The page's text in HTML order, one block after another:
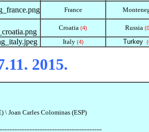
France
Croatia (4) Russia
Italy (4) Turkey
2015.
\ Joan Carles Colominas (ESP)